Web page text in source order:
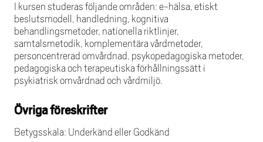
I kursen studeras följande områden: e-hälsa, etiskt
beslutsmodell, handledning, kognitiva
behandlingsmetoder, nationella riktlinjer,
samtalsmetodik, komplementära vårdmetoder,
personcentrerad omvårdnad, psykopedagogiska metoder,
pedagogiska och terapeutiska förhållningssätt i
psykiatrisk omvårdnad och vårdmiljö.
Övriga föreskrifter
Betygsskala: Underkänd eller Godkänd